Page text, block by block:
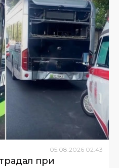
05 08 2026 02:43
при